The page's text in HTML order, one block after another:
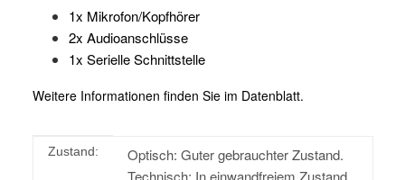
1x Mikrofon/Kopfhörer
2x Audioanschlüsse
1x Serielle Schnittstelle
Weitere Informationen finden Sie im Datenblatt.
Produkteigenschaft
Wert
Zustand:
Optisch: Guter gebrauchter Zustand.
Technisch: In einwandfreiem Zustand